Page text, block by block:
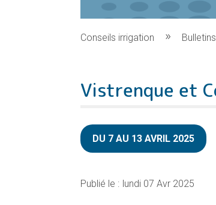
Conseils irrigation
Vistrenque et
DU 7 AU 13 AVRIL 2025
lundi 07 Avr 2025